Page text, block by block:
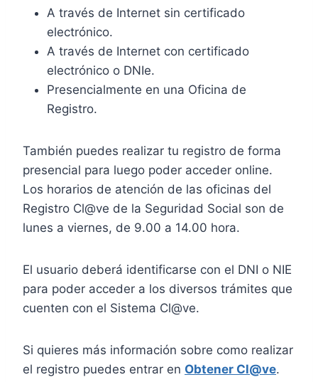
A través de Internet sin certificado
electrónico.
A través de Internet con certificado
electrónico o DNIe.
Presencialmente en una Oficina de
Registro.
También puedes realizar tu registro de forma
presencial para luego poder acceder online.
Los horarios de atención de las oficinas del
Registro Cl@ve de la Seguridad Social son de
lunes a viernes, de 9.00 a 14.00 hora.
El usuario deberá identificarse con el DNI o NIE
para poder acceder a los diversos trámites que
cuenten con el Sistema Cl@ve.
Si quieres más información sobre como realizar
el registro puedes entrar en Obtener Cl@ve.